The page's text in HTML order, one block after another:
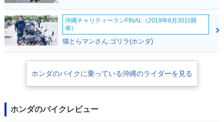
沖縄チャリティーランFINAL（2019年6月30日開
催）
猫とらマンさん:ゴリラ(ホンダ)
ホンダのバイクに乗っている沖縄のライダーを見る
ホンダのバイクレビュー